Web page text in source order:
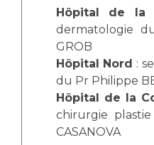
Accueil sourds et
Charte Romain Jacob
Mouvement Parcours
Activité physique
Professionnels
Adresser un patient
Réseaux de soins
Adresser un examen
Médicale
Radiologie / Imagerie
Hôpital de la
dermatologie
GROB
Hôpital Nord :
du Pr Philippe
Hôpital de la
chirurgie
CASANOVA